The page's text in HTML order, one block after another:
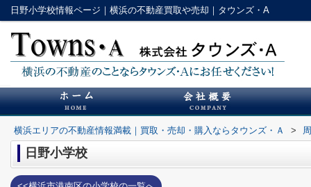
日野小学校情報ページ｜横浜の不動産買取や売却｜タウンズ・A
横浜エリアの不動産情報満載｜買取・売却・購入ならタウンズ・Ａ >
日野小学校